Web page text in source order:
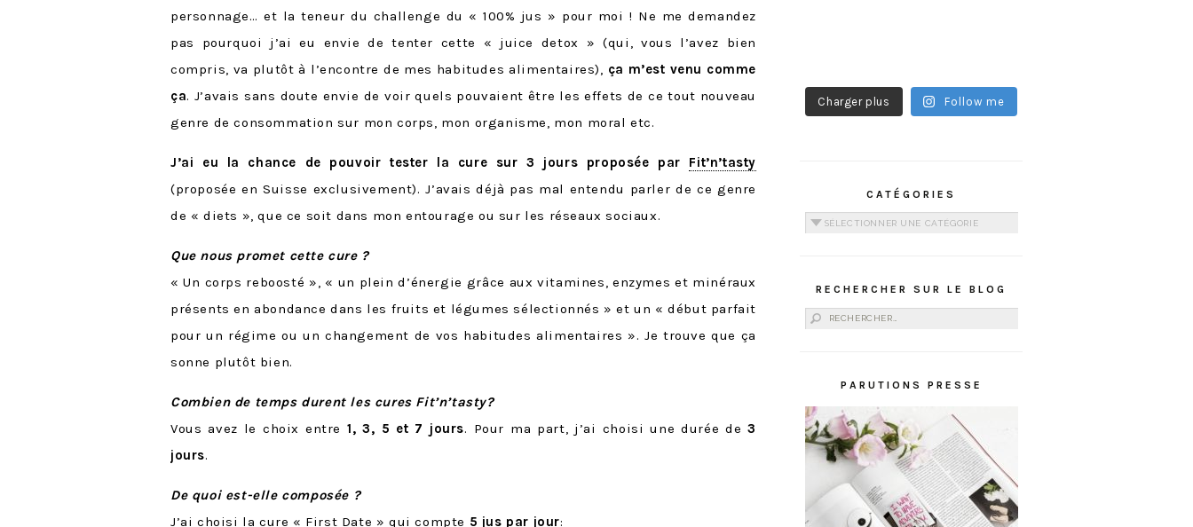
personnage… et la teneur du challenge du « 100% jus » pour moi ! Ne me demandez
pas pourquoi j’ai eu envie de tenter cette « juice detox » (qui, vous l’avez bien
compris, va plutôt à l’encontre de mes habitudes alimentaires), ça m’est venu comme
ça. J’avais sans doute envie de voir quels pouvaient être les effets de ce tout nouveau
genre de consommation sur mon corps, mon organisme, mon moral etc.
J’ai eu la chance de pouvoir tester la cure sur 3 jours proposée par Fit’n’tasty
(proposée en Suisse exclusivement). J’avais déjà pas mal entendu parler de ce genre
de « diets », que ce soit dans mon entourage ou sur les réseaux sociaux.
Que nous promet cette cure ?
« Un corps reboosté », « un plein d’énergie grâce aux vitamines, enzymes et minéraux
présents en abondance dans les fruits et légumes sélectionnés » et un « début parfait
pour un régime ou un changement de vos habitudes alimentaires ». Je trouve que ça
sonne plutôt bien.
Combien de temps durent les cures Fit’n’tasty?
Vous avez le choix entre1, 3, 5 et 7 jours. Pour ma part, j’ai choisi une durée de3
jours.
De quoi est-elle composée ?
J’ai choisi la cure « First Date » qui compte 5 jus par jour:
Charger plus Follow me
CATÉGORIES
Catégories
RECHERCHER SUR LE BLOG
Rechercher :
PARUTIONS PRESSE